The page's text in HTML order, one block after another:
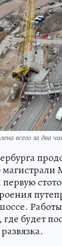
всего за два
будет